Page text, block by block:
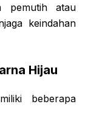
pemutih atau
keindahan
Hijau
beberapa